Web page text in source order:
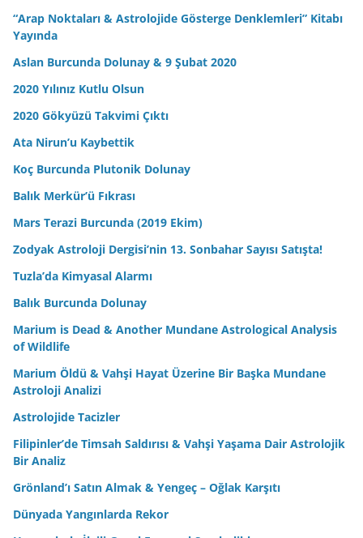
“Arap Noktaları & Astrolojide Gösterge Denklemleri” Kitabı
Yayında
Aslan Burcunda Dolunay & 9 Şubat 2020
2020 Yılınız Kutlu Olsun
2020 Gökyüzü Takvimi Çıktı
Ata Nirun’u Kaybettik
Koç Burcunda Plutonik Dolunay
Balık Merkür’ü Fıkrası
Mars Terazi Burcunda (2019 Ekim)
Zodyak Astroloji Dergisi’nin 13. Sonbahar Sayısı Satışta!
Tuzla’da Kimyasal Alarmı
Balık Burcunda Dolunay
Marium is Dead & Another Mundane Astrological Analysis
of Wildlife
Marium Öldü & Vahşi Hayat Üzerine Bir Başka Mundane
Astroloji Analizi
Astrolojide Tacizler
Filipinler’de Timsah Saldırısı & Vahşi Yaşama Dair Astrolojik
Bir Analiz
Grönland’ı Satın Almak & Yengeç – Oğlak Karşıtı
Dünyada Yangınlarda Rekor